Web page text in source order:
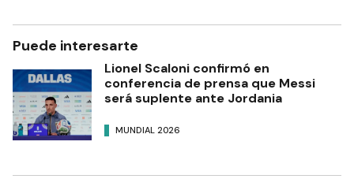
Puede interesarte
Lionel Scaloni confirmó en
conferencia de prensa que Messi
será suplente ante Jordania
MUNDIAL 2026